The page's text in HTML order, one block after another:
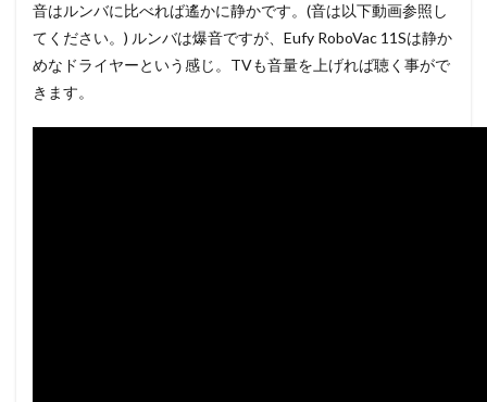
音はルンバに比べれば遙かに静かです。(音は以下動画参照し
てください。) ルンバは爆音ですが、Eufy RoboVac 11Sは静か
めなドライヤーという感じ。TVも音量を上げれば聴く事がで
きます。